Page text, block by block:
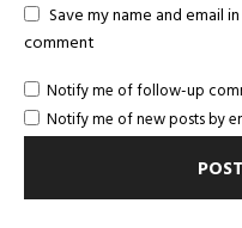
Save my name and email
comment
Notify me of follow-up
Notify me of new posts by